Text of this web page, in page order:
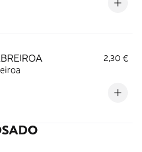
2,30 €